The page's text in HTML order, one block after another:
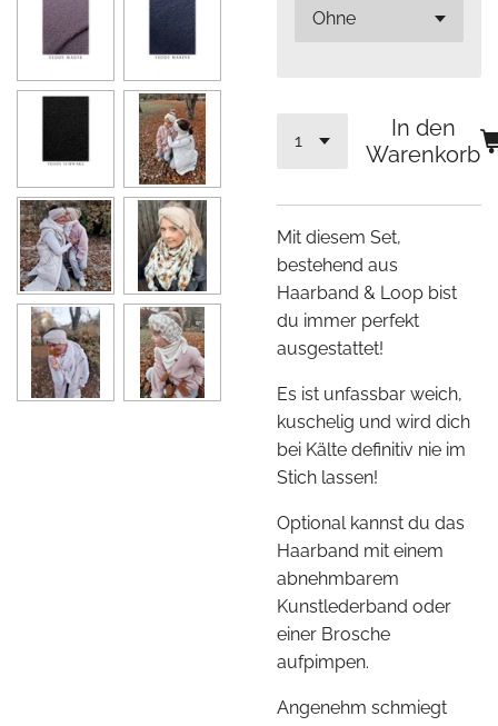
In den
Warenkorb
Mit diesem Set,
bestehend aus
Haarband & Loop bist
du immer perfekt
ausgestattet!
Es ist unfassbar weich,
kuschelig und wird dich
bei Kälte definitiv nie im
Stich lassen!
Optional kannst du das
Haarband mit einem
abnehmbarem
Kunstlederband oder
einer Brosche
aufpimpen.
Angenehm schmiegt